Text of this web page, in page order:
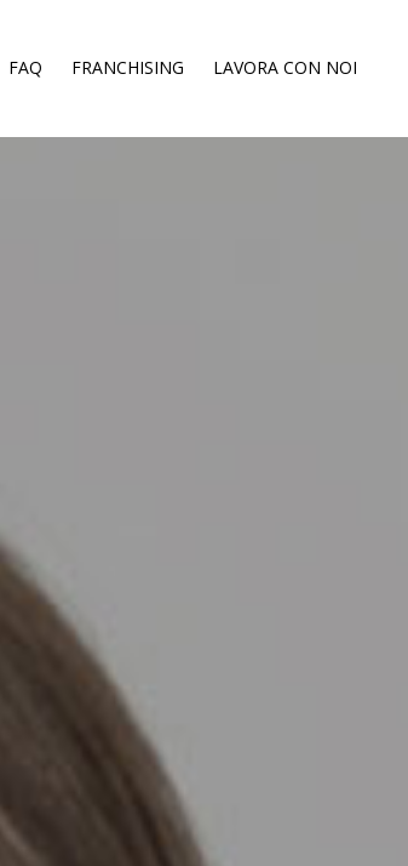
FAQ FRANCHISING LAVORA CON NOI